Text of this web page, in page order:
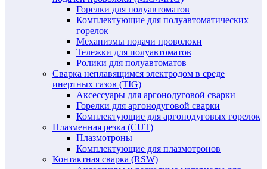
Горелки для полуавтоматов
Комплектующие для полуавтоматических
горелок
Механизмы подачи проволоки
Тележки для полуавтоматов
Ролики для полуавтоматов
Сварка неплавящимся электродом в среде
инертных газов (TIG)
Аксессуары для аргонодуговой сварки
Горелки для аргонодуговой сварки
Комплектующие для аргонодуговых горелок
Плазменная резка (CUT)
Плазмотроны
Комплектующие для плазмотронов
Контактная сварка (RSW)